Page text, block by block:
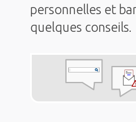
personnelles et
quelques conseils.